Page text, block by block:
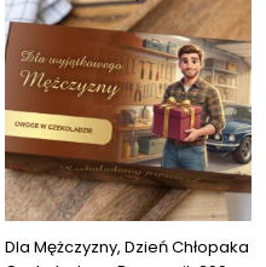
Dla Mężczyzny, Dzień Chłopaka